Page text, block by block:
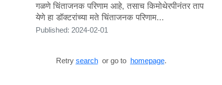
गळणे चिंताजनक परिणाम आहे, तसाच किमोथेरपीनंतर ताप
येणे हा डॉक्टरांच्या मते चिंताजनक परिणाम...
Published: 2024-02-01
Retry searchor go to homepage.